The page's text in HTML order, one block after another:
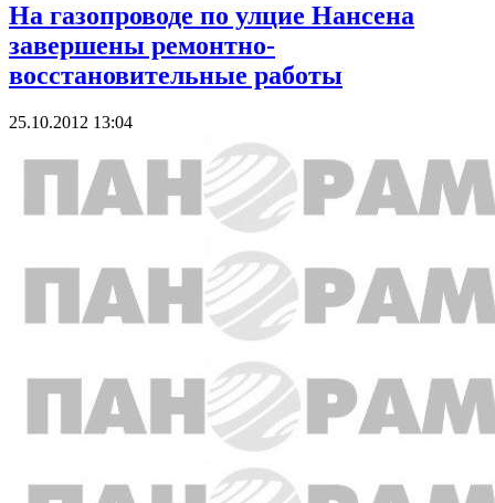
На газопроводе по улцие Нансена
завершены ремонтно-
восстановительные работы
25.10.2012 13:04